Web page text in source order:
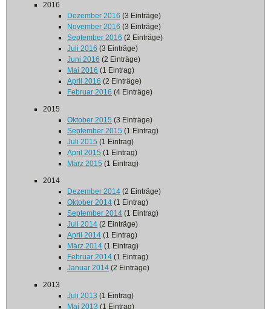
2016
Dezember 2016 (3 Einträge)
November 2016 (3 Einträge)
September 2016 (2 Einträge)
Juli 2016 (3 Einträge)
Juni 2016 (2 Einträge)
Mai 2016 (1 Eintrag)
April 2016 (2 Einträge)
Februar 2016 (4 Einträge)
2015
Oktober 2015 (3 Einträge)
September 2015 (1 Eintrag)
Juli 2015 (1 Eintrag)
April 2015 (1 Eintrag)
März 2015 (1 Eintrag)
2014
Dezember 2014 (2 Einträge)
Oktober 2014 (1 Eintrag)
September 2014 (1 Eintrag)
Juli 2014 (2 Einträge)
April 2014 (1 Eintrag)
März 2014 (1 Eintrag)
Februar 2014 (1 Eintrag)
Januar 2014 (2 Einträge)
2013
Juli 2013 (1 Eintrag)
Mai 2013 (1 Eintrag)